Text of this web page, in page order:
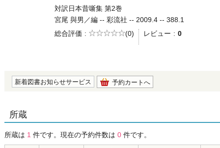
対訳日本昔噺集 第2巻
宮尾 與男／編 -- 彩流社 -- 2009.4 -- 388.1
総合評価
5段階評価
(0) レビュー 0
新着図書お知らせサービス 予約カートへ
所蔵
所蔵は 1 件です。現在の予約件数は 0 件です。